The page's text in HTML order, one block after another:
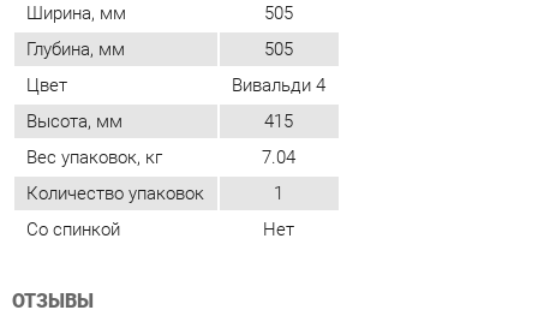
Вес упаковок, кг
7.04
Количество упаковок
1
Со спинкой
Нет
ОТЗЫВЫ
Пока нет отзывов, поделитесь первым своим мнением.
ДОБАВИТЬ ОТЗЫВ